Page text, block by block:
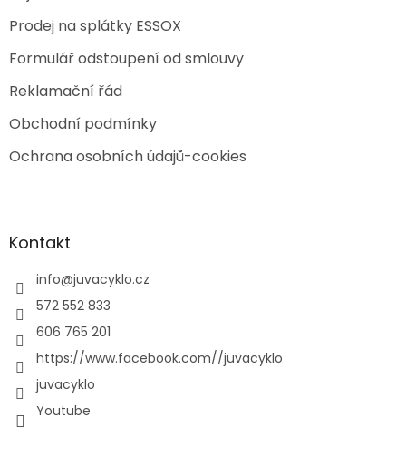
Prodej na splátky ESSOX
Formulář odstoupení od smlouvy
Reklamační řád
Obchodní podmínky
Ochrana osobních údajů-cookies
Kontakt
info@juvacyklo.cz
572 552 833
606 765 201
https://www.facebook.com//juvacyklo
juvacyklo
Youtube